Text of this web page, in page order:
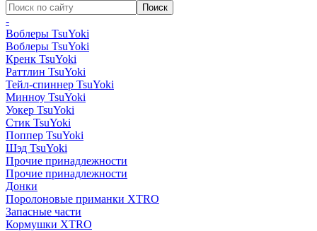
-
Воблеры TsuYoki
Воблеры TsuYoki
Кренк TsuYoki
Раттлин TsuYoki
Тейл-спиннер TsuYoki
Минноу TsuYoki
Уокер TsuYoki
Стик TsuYoki
Поппер TsuYoki
Шэд TsuYoki
Прочие принадлежности
Прочие принадлежности
Донки
Поролоновые приманки XTRO
Запасные части
Кормушки XTRO